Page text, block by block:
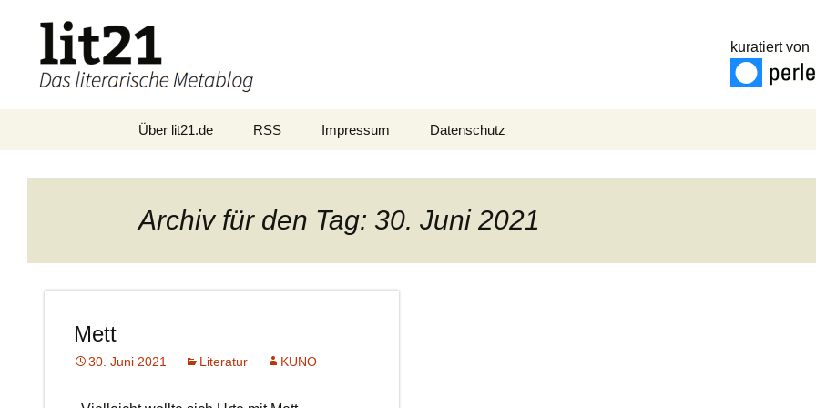
kuratiert von
Zum
Über lit21.de RSS Impressum Datenschutz
Archiv für den Tag: 30. Juni 2021
Mett
30. Juni 2021 Literatur KUNO